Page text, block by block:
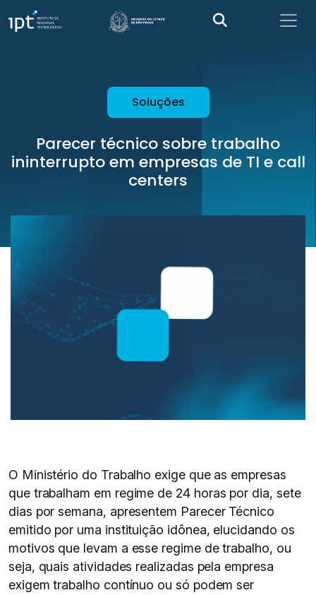
Soluções
Parecer técnico sobre trabalho
ininterrupto em empresas de TI e call
centers
O Ministério do Trabalho exige que as empresas
que trabalham em regime de 24 horas por dia, sete
dias por semana, apresentem Parecer Técnico
emitido por uma instituição idônea, elucidando os
motivos que levam a esse regime de trabalho, ou
seja, quais atividades realizadas pela empresa
exigem trabalho contínuo ou só podem ser